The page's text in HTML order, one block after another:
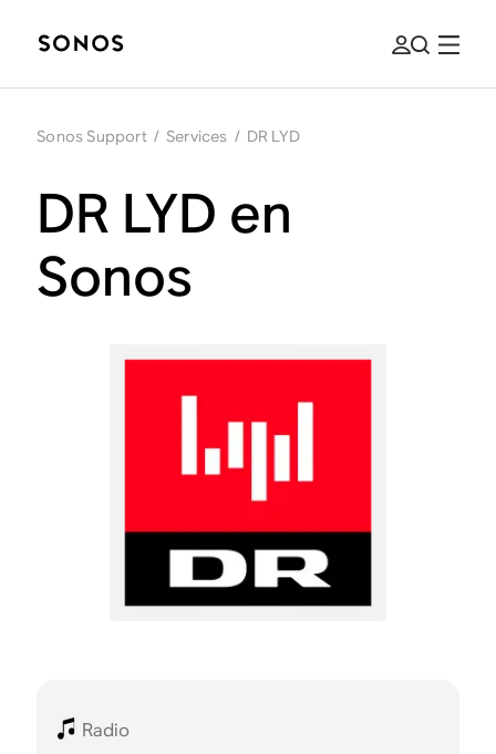
Sonos Support / Services / DR LYD
DR LYD en
Sonos
Radio